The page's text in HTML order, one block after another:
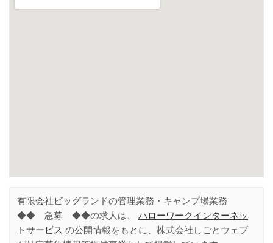
有限会社ビッグランドの管理業務・キャンプ場業務
◆◆ 急募 ◆◆の求人は、 ハローワークインターネッ
トサービス の公開情報をもとに、株式会社しごとウェブ